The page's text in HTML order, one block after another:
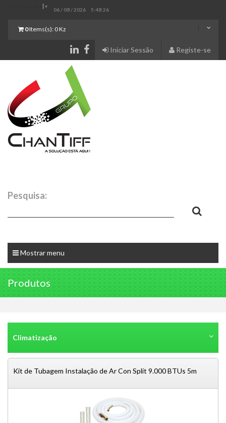
▼
06 / 08 / 2026 5:48:27
0Items(s): 0 Kz
Registe-se
Iniciar Sessão
Pesquisa:
Mostrar menu
Produtos
Climatização
Kit de Tubagem Instalação de Ar Con Split 9.000 BTUs 5m